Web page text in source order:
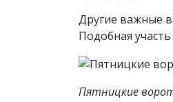
Другие важные
Подобная
Пятницкие